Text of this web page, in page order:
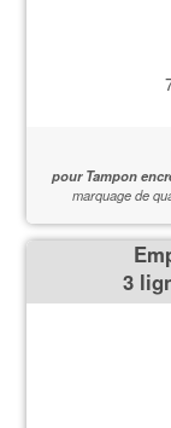
pour Tampon
marquage de
3